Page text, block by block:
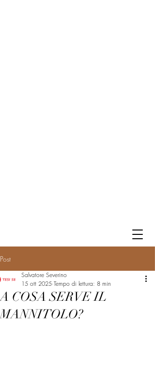
Post
A COSA SERVE IL
MANNITOLO?
Salvatore Severino
15 ott 2025 Tempo di lettura: 8 min